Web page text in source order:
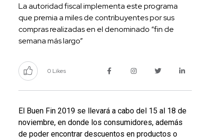
La autoridad fiscal implementa este programa
que premia a miles de contribuyentes por sus
compras realizadas en el denominado “fin de
semana más largo”
0 Likes
El Buen Fin 2019 se llevará a cabo del 15 al 18 de
noviembre, en donde los consumidores, además
de poder encontrar descuentos en productos o